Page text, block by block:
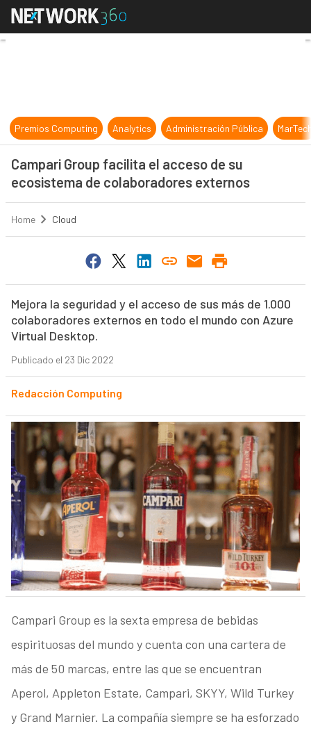
Campari Group facilita el acceso
Premios Computing Analytics Administración Pública
Campari Group facilita el acceso de su
ecosistema de colaboradores externos
Home Cloud
Mejora la seguridad y el acceso de sus más de 1.000
colaboradores externos en todo el mundo con Azure
Virtual Desktop.
Publicado el 23 Dic 2022
Redacción Computing
Campari Group es la sexta empresa de bebidas
espirituosas del mundo y cuenta con una cartera de
más de 50 marcas, entre las que se encuentran
Aperol, Appleton Estate, Campari, SKYY, Wild Turkey
y Grand Marnier. La compañía siempre se ha esforzado